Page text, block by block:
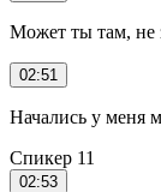
Может ты там, не
02:51
Начались у меня
Спикер 11
02:53